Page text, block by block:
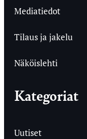
Mediatiedot
Tilaus ja jakelu
Näköislehti
Kategoriat
Uutiset